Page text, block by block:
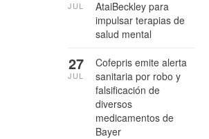
AtaiBeckley para
impulsar terapias de
salud mental
JUL
Cofepris emite alerta
sanitaria por robo y
falsificación de
diversos
medicamentos de
Bayer
27
JUL